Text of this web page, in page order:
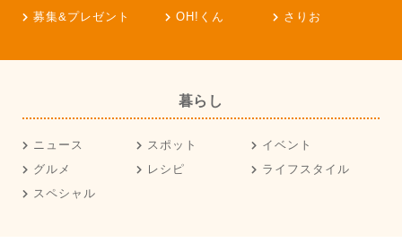
募集&プレゼント
OH!くん さりお
暮らし
ニュース スポット
イベント
グルメ
レシピ
ライフスタイル
スペシャル